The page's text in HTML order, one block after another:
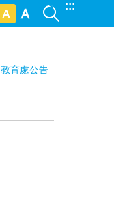
:::
教育處公告